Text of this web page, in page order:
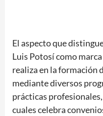
El aspecto que
Luis Potosí como
realiza en la formación
mediante diversos
prácticas
cuales celebra